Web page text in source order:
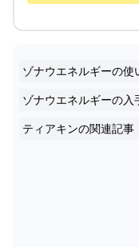
ゾナウエネルギーの使
ゾナウエネルギーの入
ティアキンの関連記事